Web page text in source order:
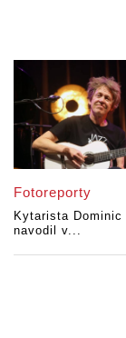
Fotoreporty
Kytarista
navodil v...